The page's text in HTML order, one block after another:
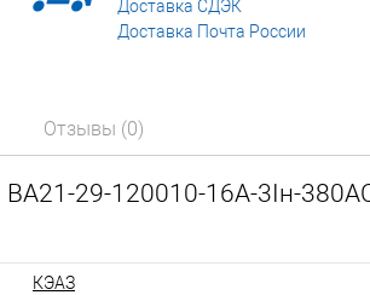
Доставка СДЭК
Доставка Почта России
Отзывы (0)
29-120010-16А-3Iн-
КЭАЗ